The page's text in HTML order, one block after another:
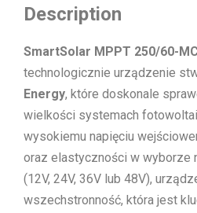
Description
SmartSolar MPPT 250/60-
technologicznie urządzenie
Energy, które doskonale
wielkości systemach
wysokiemu napięciu
oraz elastyczności w wyborze
(12V, 24V, 36V lub 48V),
wszechstronność, która jest